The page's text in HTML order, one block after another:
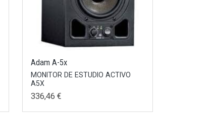
Adam A-5x
MONITOR DE ESTUDIO ACTIVO
A5X
336,46 €